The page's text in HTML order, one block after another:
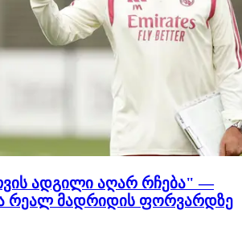
ადგილი აღარ რჩება" —
რეალ მადრიდის ფორვარდზე